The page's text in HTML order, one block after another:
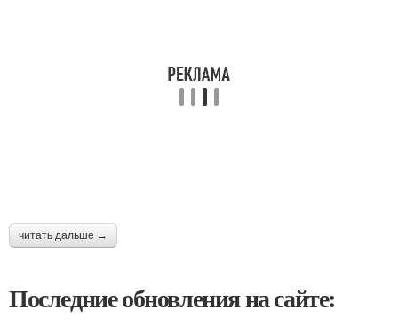
читать дальше →
Последние обновления на сайте: